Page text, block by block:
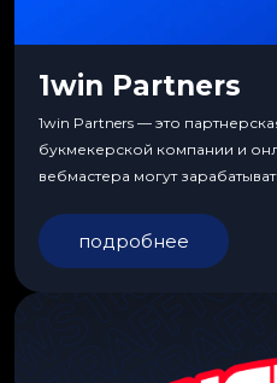
1win Partners
1win Partners — это
букмекерской компании и
вебмастера могут
подробнее